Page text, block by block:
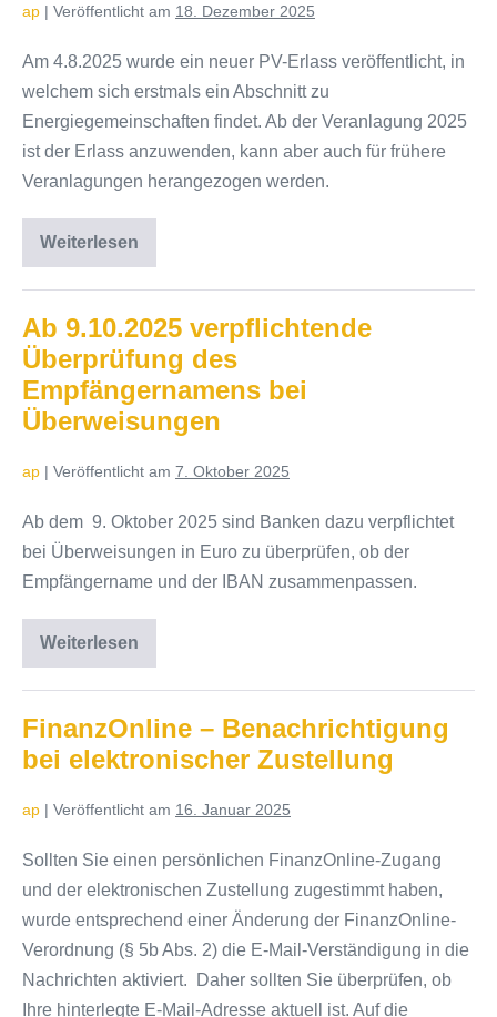
ap | Veröffentlicht am 18. Dezember 2025
Am 4.8.2025 wurde ein neuer PV-Erlass veröffentlicht, in
welchem sich erstmals ein Abschnitt zu
Energiegemeinschaften findet. Ab der Veranlagung 2025
ist der Erlass anzuwenden, kann aber auch für frühere
Veranlagungen herangezogen werden.
WeiterlesenPhotovoltaikerlass:
Photovoltaikanlagen
im
Ertragssteuerrecht
Ab 9.10.2025 verpflichtende
Überprüfung des
Empfängernamens bei
Überweisungen
ap | Veröffentlicht am 7. Oktober 2025
Ab dem 9. Oktober 2025 sind Banken dazu verpflichtet
bei Überweisungen in Euro zu überprüfen, ob der
Empfängername und der IBAN zusammenpassen.
Weiterlesen
Ab
9.10.2025
des
Empfängernamens
bei
Überweisungen
FinanzOnline – Benachrichtigung
bei elektronischer Zustellung
ap | Veröffentlicht am 16. Januar 2025
Sollten Sie einen persönlichen FinanzOnline-Zugang
und der elektronischen Zustellung zugestimmt haben,
wurde entsprechend einer Änderung der FinanzOnline-
Verordnung (§ 5b Abs. 2) die E-Mail-Verständigung in die
Nachrichten aktiviert. Daher sollten Sie überprüfen, ob
Ihre hinterlegte E-Mail-Adresse aktuell ist. Auf die